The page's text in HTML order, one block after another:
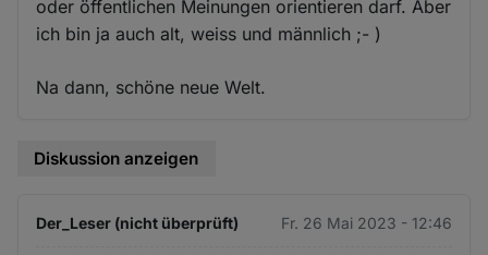
oder öffentlichen Meinungen orientieren darf. Aber
ich bin ja auch alt, weiss und männlich ;- )
Na dann, schöne neue Welt.
Diskussion anzeigen
Der_Leser (nicht überprüft) Fr. 26 Mai 2023 - 12:46